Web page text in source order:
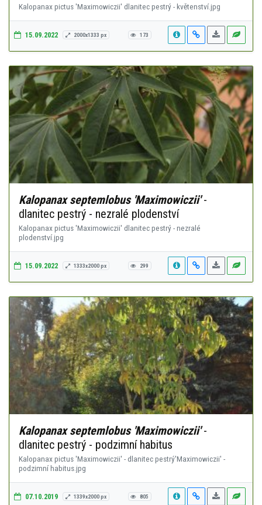
Kalopanax pictus 'Maximowiczii' dlanitec pestrý - květenství.jpg
15.09.2022 2000x1333 px 173
Kalopanax septemlobus 'Maximowiczii'-
dlanitec pestrý - nezralé plodenství
Kalopanax pictus 'Maximowiczii' dlanitec pestrý - nezralé
plodenství.jpg
15.09.2022 1333x2000 px 299
Kalopanax septemlobus 'Maximowiczii'-
dlanitec pestrý - podzimní habitus
Kalopanax pictus 'Maximowiczii' - dlanitec pestrý'Maximowiczii' -
podzimní habitus.jpg
07.10.2019 1339x2000 px 805